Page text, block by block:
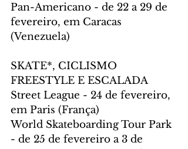
Pan-Americano - de 22 a 29 de
fevereiro, em Caracas
(Venezuela)
SKATE*, CICLISMO
FREESTYLE E ESCALADA
Street League - 24 de fevereiro,
em Paris (França)
World Skateboarding Tour Park
- de 25 de fevereiro a 3 de